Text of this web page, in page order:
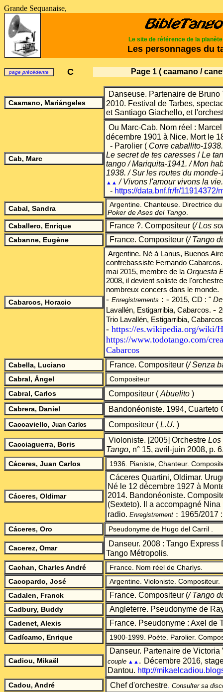
Grande Sequanaise,
Le site de référence de la planète
Les personnages du
page précédente C Page 1( caamano /
Caamano, Mariángeles
Danseuse. Partenaire de Bruno
2010. Festival de Tarbes,
et Santiago Giachello, et
Cab, Marc
Ou Marc-Cab. Nom réel :
décembre 1901 à Nice. Mort le
- Parolier ( Corre caballito-
Le secret de tes caresses /Le
tango / Mariquita-1941. / Mon
1938. / Sur les routes du
▲▲ / Vivons l'amour vivons la
- https://data.bnf.fr/fr/11914372/
Cabal, Sandra
Argentine. Chanteuse. Directrice
Poker de Ases del Tango
Caballero, Enrique
France ?. Compositeur (/ Los
Cabanne, Eugène France. Compositeur (/ Tango
Cabarcos, Horacio
Argentine. Né à Lanus, Buenos
contrebassiste Fernando
mai 2015, membre de la Orquesta
2008, il devient soliste de
nombreux concers dans le monde.
- Enregistrements : - 2015, CD : "
Lavallén, Estigarribia, Cabarcos. -
Trio Lavallén, Estigarribia,
- https://es.wikipedia.org/wiki/
https://www.todotango.com/
Cabarcos
Cabella, Luciano France. Compositeur (/ Senza
Cabral, Ángel
Compositeur
Cabral, Carlos
Compositeur ( Abuelito )
Cabrera, Daniel Bandonéoniste. 1994, Cuarteto
Caccaviello, Juan Carlos Compositeur ( L.U. )
Cacciaguerra, Boris Violoniste. [2005] Orchestre Los
Tango, n° 15, avril-juin 2008, p.
Cáceres, Juan Carlos 1936. Pianiste, Chanteur.
Cáceres, Oldimar
Cáceres Quartini, Oldimar.
Né le 12 décembre 1927 à
2014. Bandonéoniste.
(Sexteto). Il a accompagné
radio. Enregistrement : 1965/2017
Cáceres, Oro Pseudonyme de Hugo del Carril .
Cacerez, Omar
Danseur. 2008 : Tango
Tango Métropolis.
Cachan, Charles André
France. Nom réel de Charlys.
Cacopardo, José
Argentine. Violoniste. Compositeur.
Cadalen, Franck
France. Compositeur (/ Tango
Cadbury, Buddy Angleterre. Pseudonyme de
Cadenet, Alexis France. Pseudonyme : Axel de
Cadícamo, Enrique 1900-1999. Poète. Parolier.
Cadiou, Mikaël
Danseur. Partenaire de
couple ▲▲ . Décembre 2016,
Dantou. http://
Cadou, André Chef d'orchestre. Consulter sa